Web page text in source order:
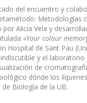
del encuentro y
Metodologías
Alicia Vela y
«Your colour
de Sant Pau
y el
de
dónde los
Biología de la UB.